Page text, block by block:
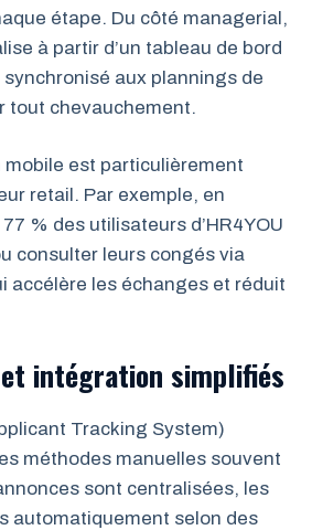
étape. Du côté managerial,
à partir d’un tableau de bord
aux plannings de
tout chevauchement.
mobile est particulièrement
retail. Par exemple, en
% des utilisateurs d’HR4YOU
consulter leurs congés via
accélère les échanges et réduit
intégration simplifiés
Tracking System)
méthodes manuelles souvent
sont centralisées, les
automatiquement selon des